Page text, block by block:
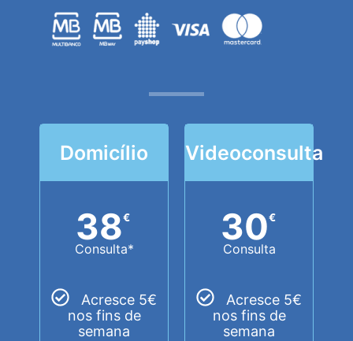
Domicílio
38€
Consulta*
Acresce 5€
nos fins de
semana
Videoconsulta
30€
Consulta
Acresce 5€
nos fins de
semana